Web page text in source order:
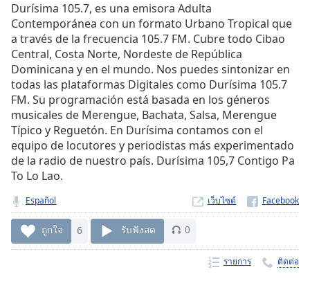
0.00%
Stream
TypeLIVE
Seek to
live,
currently
behind
liveLIVE
Remaining
Time-
1x
Rate
Chapters
Chapters
Durísima 105.7, es una emisora Adulta
Contemporánea con un formato Urbano Tropical que
a través de la frecuencia 105.7 FM. Cubre todo Cibao
Central, Costa Norte, Nordeste de República
Dominicana y en el mundo. Nos puedes sintonizar en
todas las plataformas Digitales como Durísima 105.7
FM. Su programación está basada en los géneros
musicales de Merengue, Bachata, Salsa, Merengue
Típico y Reguetón. En Durísima contamos con el
equipo de locutores y periodistas más experimentado
de la radio de nuestro país. Durísima 105,7 Contigo Pa
To Lo Lao.
Español เว็บไซต์
ถูกใจ 6 รับฟังสด 0
รายการ ติดต่อ